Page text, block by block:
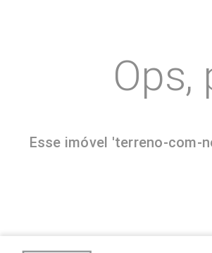
Ops,
Esse imóvel 'terreno-com-